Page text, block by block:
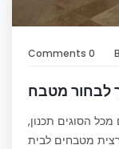
0 Comments
לבחור מטבח
הסוגים תכנון,
מטבחים לבית